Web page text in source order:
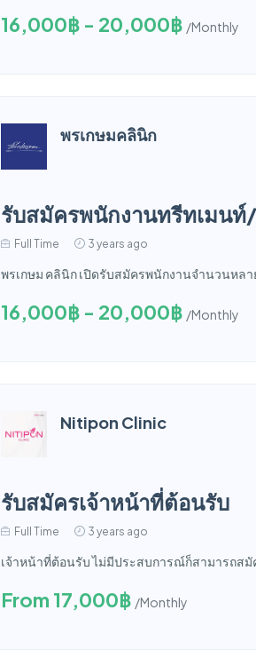
16,000฿ - 20,000฿ /Monthly
พรเกษมคลินิก
รับสมัครพนักงานทรีทเมน
Full Time 3 years ago
พรเกษม คลินิก เปิดรับสมัครพนักงานจำนวนหลา
16,000฿ - 20,000฿ /Monthly
Nitipon Clinic
รับสมัครเจ้าหน้าที่ต้อนรับ
Full Time 3 years ago
เจ้าหน้าที่ต้อนรับ ไม่มีประสบการณ์ก็สามารถสมั
From 17,000฿ /Monthly